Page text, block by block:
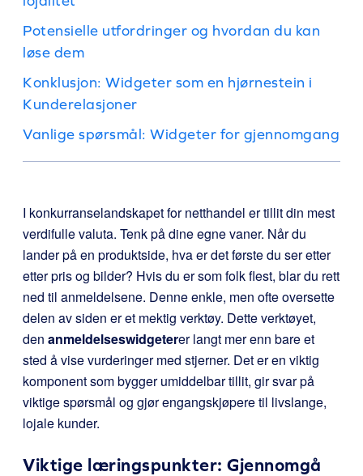
Potensielle utfordringer og hvordan du kan
løse dem
Konklusjon: Widgeter som en hjørnestein i
Kunderelasjoner
Vanlige spørsmål: Widgeter for gjennomgang
I konkurranselandskapet for netthandel er tillit din mest
verdifulle valuta. Tenk på dine egne vaner. Når du
lander på en produktside, hva er det første du ser etter
etter pris og bilder? Hvis du er som folk flest, blar du rett
ned til anmeldelsene. Denne enkle, men ofte oversette
delen av siden er et mektig verktøy. Dette verktøyet,
den anmeldelseswidgeterer langt mer enn bare et
sted å vise vurderinger med stjerner. Det er en viktig
komponent som bygger umiddelbar tillit, gir svar på
viktige spørsmål og gjør engangskjøpere til livslange,
lojale kunder.
Viktige læringspunkter: Gjennomgå